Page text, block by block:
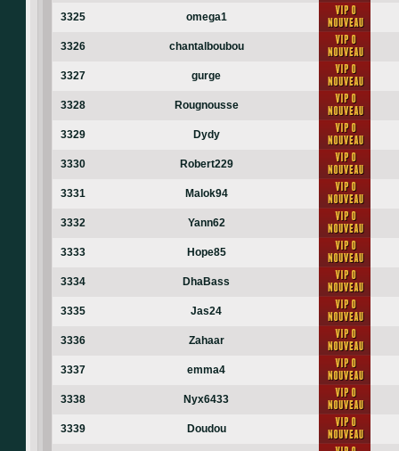
3325 omega1
3326 chantalboubou
3327 gurge
3328 Rougnousse
3329 Dydy
3330 Robert229
3331 Malok94
3332 Yann62
3333 Hope85
3334 DhaBass
3335 Jas24
3336 Zahaar
3337 emma4
3338 Nyx6433
3339 Doudou